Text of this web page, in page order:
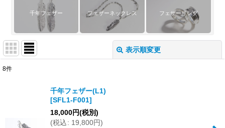
千年フェザー フェザーネックレス フェザーリング
表示順変更
8件
千年フェザー(L1)
[SFL1-F001]
18,000円(税別)
(税込: 19,800円)